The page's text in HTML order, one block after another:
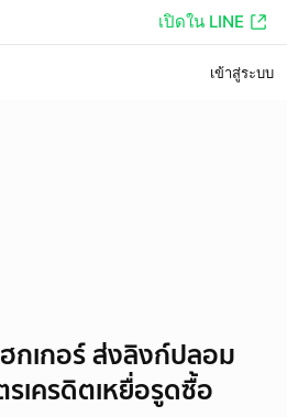
เปิดใน LINE
เข้าสู่ระบบ
กเกอร์ ส่งลิงก์ปลอม
เครดิตเหยื่อรูดซื้อ